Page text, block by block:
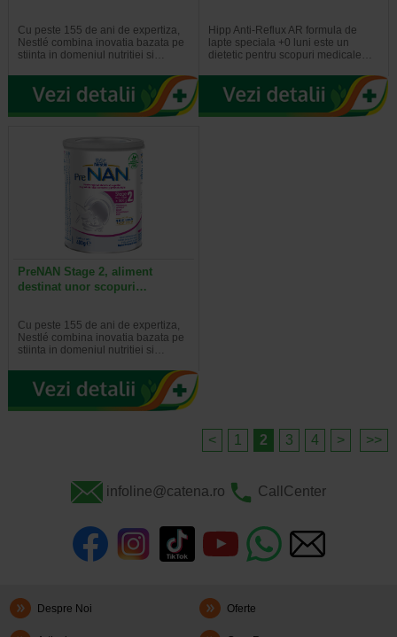
Cu peste 155 de ani de expertiza,
Nestlé combina inovatia bazata pe
stiinta in domeniul nutritiei si…
Hipp Anti-Reflux AR formula de
lapte speciala +0 luni este un
dietetic pentru scopuri medicale…
PreNAN Stage 2, aliment
destinat unor scopuri…
Cu peste 155 de ani de expertiza,
Nestlé combina inovatia bazata pe
stiinta in domeniul nutritiei si…
< 1 2 3 4 > >>
infoline@catena.ro CallCenter
Despre Noi Oferte